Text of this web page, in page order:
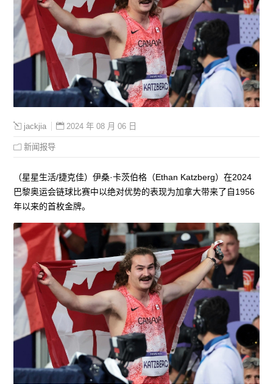
jackjia 2024 年 08 月 06 日
新闻报导
（星星生活/捷克佳）伊桑·卡茨伯格（Ethan Katzberg）在2024
巴黎奥运会链球比赛中以绝对优势的表现为加拿大带来了自1956
年以来的首枚金牌。